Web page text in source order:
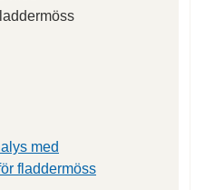
med
fladdermöss